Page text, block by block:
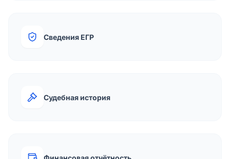
Сведения ЕГР
Судебная история